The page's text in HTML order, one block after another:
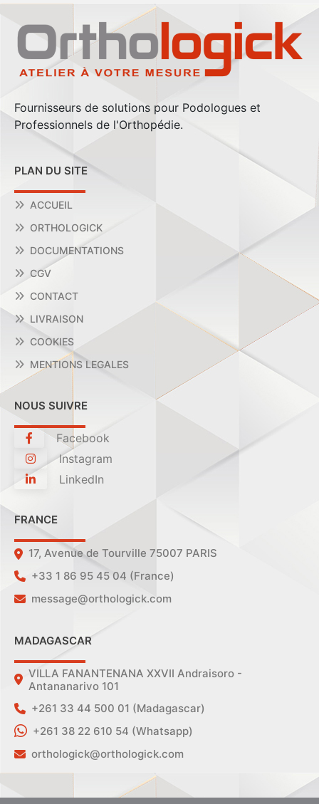
Fournisseurs de solutions pour Podologues et
Professionnels de l'Orthopédie.
PLAN DU SITE
ACCUEIL
ORTHOLOGICK
DOCUMENTATIONS
CGV
CONTACT
LIVRAISON
COOKIES
MENTIONS LEGALES
NOUS SUIVRE
Facebook
Instagram
LinkedIn
FRANCE
17, Avenue de Tourville 75007 PARIS
+33 1 86 95 45 04 (France)
message@orthologick.com
MADAGASCAR
VILLA FANANTENANA XXVII Andraisoro -
Antananarivo 101
+261 33 44 500 01 (Madagascar)
+261 38 22 610 54 (Whatsapp)
orthologick@orthologick.com